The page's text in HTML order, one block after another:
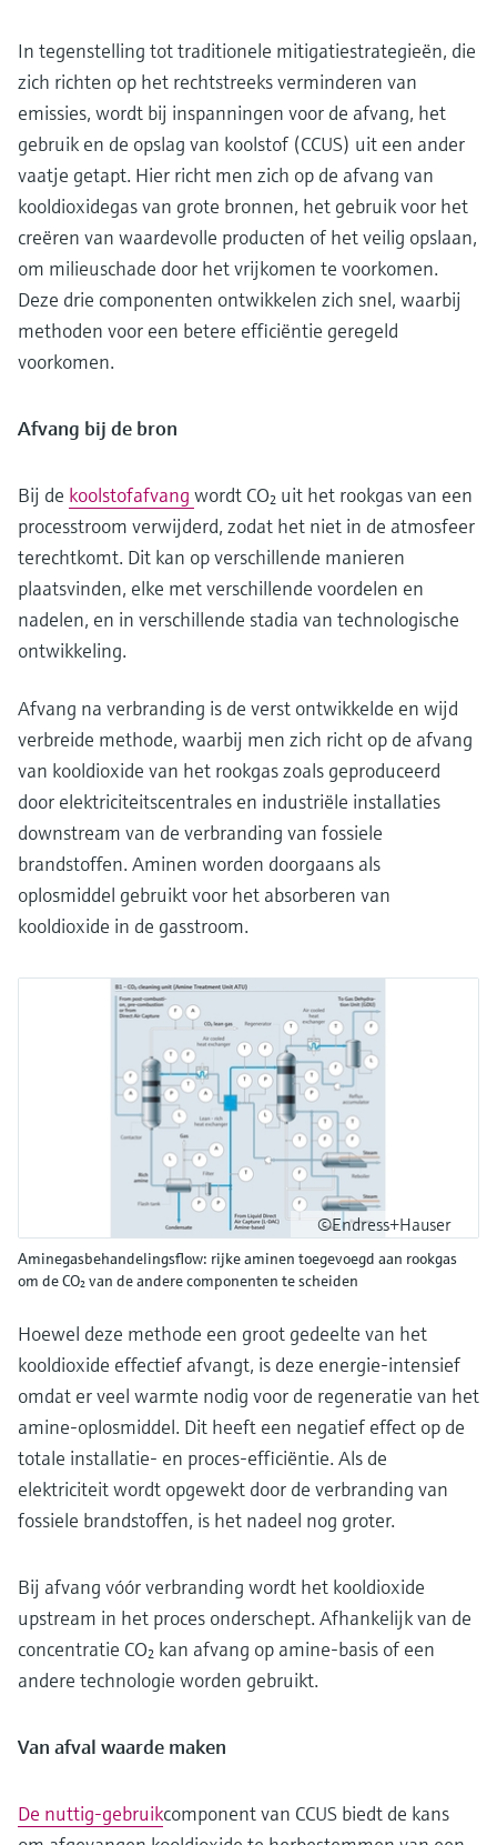
In tegenstelling tot traditionele mitigatiestrategieën, die
zich richten op het rechtstreeks verminderen van
emissies, wordt bij inspanningen voor de afvang, het
gebruik en de opslag van koolstof (CCUS) uit een ander
vaatje getapt. Hier richt men zich op de afvang van
kooldioxidegas van grote bronnen, het gebruik voor het
creëren van waardevolle producten of het veilig opslaan,
om milieuschade door het vrijkomen te voorkomen.
Deze drie componenten ontwikkelen zich snel, waarbij
methoden voor een betere efficiëntie geregeld
voorkomen.
Afvang bij de bron
Bij de koolstofafvang wordt CO₂ uit het rookgas van een
processtroom verwijderd, zodat het niet in de atmosfeer
terechtkomt. Dit kan op verschillende manieren
plaatsvinden, elke met verschillende voordelen en
nadelen, en in verschillende stadia van technologische
ontwikkeling.
Afvang na verbranding is de verst ontwikkelde en wijd
verbreide methode, waarbij men zich richt op de afvang
van kooldioxide van het rookgas zoals geproduceerd
door elektriciteitscentrales en industriële installaties
downstream van de verbranding van fossiele
brandstoffen. Aminen worden doorgaans als
oplosmiddel gebruikt voor het absorberen van
kooldioxide in de gasstroom.
©Endress+Hauser
Aminegasbehandelingsflow: rijke aminen toegevoegd aan rookgas
om de CO₂ van de andere componenten te scheiden
Hoewel deze methode een groot gedeelte van het
kooldioxide effectief afvangt, is deze energie-intensief
omdat er veel warmte nodig voor de regeneratie van het
amine-oplosmiddel. Dit heeft een negatief effect op de
totale installatie- en proces-efficiëntie. Als de
elektriciteit wordt opgewekt door de verbranding van
fossiele brandstoffen, is het nadeel nog groter.
Bij afvang vóór verbranding wordt het kooldioxide
upstream in het proces onderschept. Afhankelijk van de
concentratie CO₂ kan afvang op amine-basis of een
andere technologie worden gebruikt.
Van afval waarde maken
De nuttig-gebruikcomponent van CCUS biedt de kans